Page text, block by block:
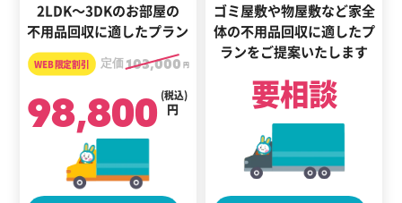
2LDK～3DKのお部屋の
不用品回収に適したプラン
定価103,000 円
98,800 円
(税込)
ゴミ屋敷や物屋敷など家全
体の不用品回収に適したプ
ランをご提案いたします
要相談